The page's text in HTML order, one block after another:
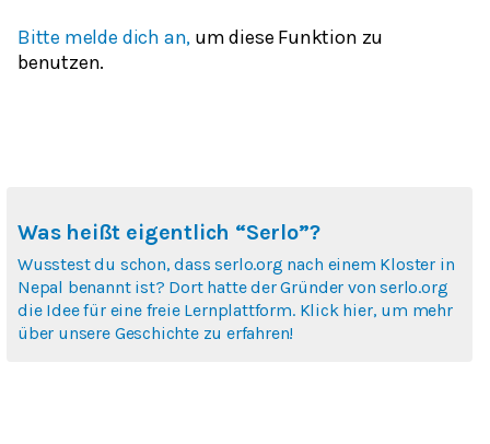
Bitte melde dich an, um diese Funktion zu
benutzen.
Was heißt eigentlich “Serlo”?
Wusstest du schon, dass serlo.org nach einem Kloster in
Nepal benannt ist? Dort hatte der Gründer von serlo.org
die Idee für eine freie Lernplattform. Klick hier, um mehr
über unsere Geschichte zu erfahren!